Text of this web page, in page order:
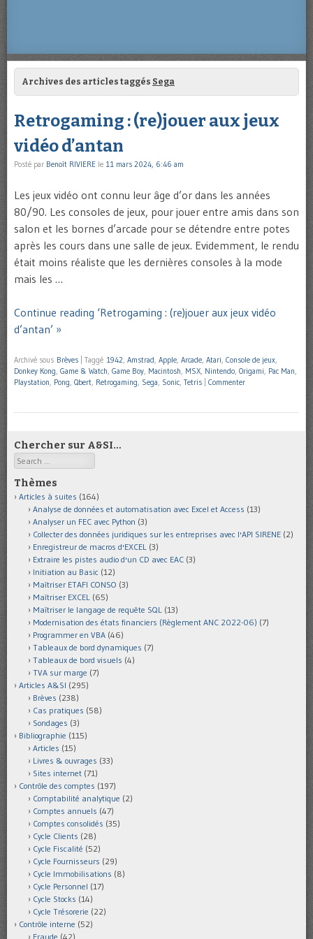
Archives des articles taggés Sega
Retrogaming : (re)jouer aux jeux
vidéo d’antan
Posté par Benoît RIVIERE le 11 mars 2024, 6:46 am
Les jeux vidéo ont connu leur âge d’or dans les années
80/90. Les consoles de jeux, pour jouer entre amis dans son
salon et les bornes d’arcade pour se détendre entre potes
après les cours dans une salle de jeux. Evidemment, le rendu
était moins réaliste que les dernières consoles à la mode
mais les …
Continue reading ‘Retrogaming : (re)jouer aux jeux vidéo
d’antan’ »
Archivé sous Brèves Taggé 1942, Amstrad, Apple, Arcade, Atari, Console de jeux,
Donkey Kong, Game & Watch, Game Boy, Macintosh, MSX, Nintendo, Origami, Pac Man,
Playstation, Pong, Qbert, Retrogaming, Sega, Sonic, Tetris Commenter
Chercher sur A&SI…
Search
Thèmes
Articles à suites (164)
Analyse de données et automatisation avec Excel et Access (13)
Analyser un FEC avec Python (3)
Collecter des données juridiques sur les entreprises avec l'API SIRENE (2)
Enregistreur de macros d'EXCEL (3)
Extraire les pistes audio d'un CD avec EAC (3)
Initiation au Basic (12)
Maîtriser ETAFI CONSO (3)
Maîtriser EXCEL (65)
Maîtriser le langage de requête SQL (13)
Modernisation des états financiers (Règlement ANC 2022-06) (7)
Programmer en VBA (46)
Tableaux de bord dynamiques (7)
Tableaux de bord visuels (4)
TVA sur marge (7)
Articles A&SI (295)
Brèves (238)
Cas pratiques (58)
Sondages (3)
Bibliographie (115)
Articles (15)
Livres & ouvrages (33)
Sites internet (71)
Contrôle des comptes (197)
Comptabilité analytique (2)
Comptes annuels (47)
Comptes consolidés (35)
Cycle Clients (28)
Cycle Fiscalité (52)
Cycle Fournisseurs (29)
Cycle Immobilisations (8)
Cycle Personnel (17)
Cycle Stocks (14)
Cycle Trésorerie (22)
Contrôle interne (52)
Fraude (42)